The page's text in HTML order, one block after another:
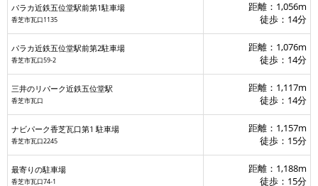
パラカ近鉄五位堂駅前第1駐車場
香芝市瓦口1135
距離：1,056m
徒歩：14分
パラカ近鉄五位堂駅前第2駐車場
香芝市瓦口59-2
距離：1,076m
徒歩：14分
三井のリパーク近鉄五位堂駅
香芝市瓦口
距離：1,117m
徒歩：14分
ナビパーク香芝瓦口第1 駐車場
香芝市瓦口2245
距離：1,157m
徒歩：15分
最寄りの駐車場
香芝市瓦口74-1
距離：1,188m
徒歩：15分